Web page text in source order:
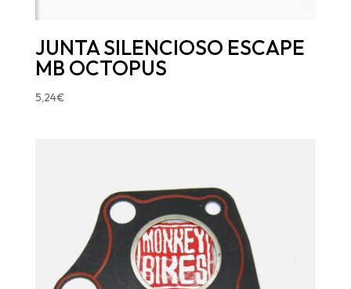
JUNTA SILENCIOSO ESCAPE
MB OCTOPUS
5,24€